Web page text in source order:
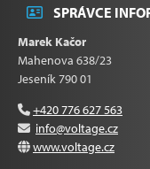
SPRÁVCE
Marek Kačor
Mahenova 638/23
Jeseník 790 01
+420 776 627 563
info@voltage.cz
www.voltage.cz